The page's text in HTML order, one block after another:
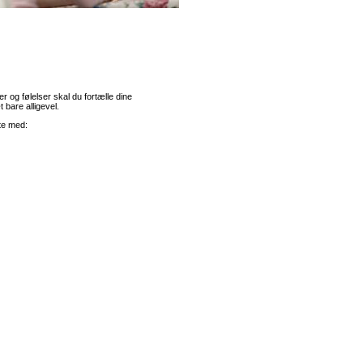
og følelser skal du fortælle dine
alligevel.
med: